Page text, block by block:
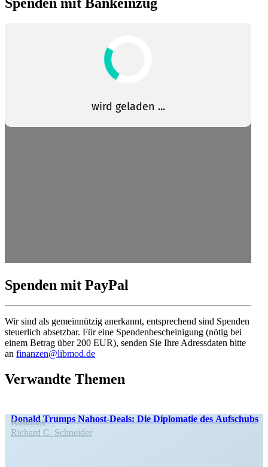
Spenden mit Bankeinzug
Spenden mit PayPal
Wir sind als gemein­nützig anerkannt, entspre­chend sind Spenden
steuerlich absetzbar. Für eine Spenden­be­schei­nigung (nötig bei
einem Betrag über 200 EUR), senden Sie Ihre Adress­daten bitte
an finanzen@libmod.de
Verwandte Themen
Donald Trumps Nahost-Deals: Die Diplo­matie des Aufschubs
Kolumne
Richard C. Schneider